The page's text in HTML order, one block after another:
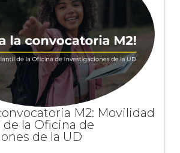
M2: Movilidad
la Oficina de
de la UD